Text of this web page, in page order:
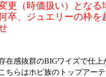
更（時価扱い）となる
卒、ジュエリーの枠を
在感抜群のBIGワイズで仕
ちらはホピ族のトップアー